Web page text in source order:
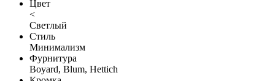
Цвет
<
Светлый
Стиль
Минимализм
Фурнитура
Boyard, Blum, Hettich